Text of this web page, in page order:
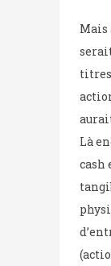
Mais
titres
Là
cash